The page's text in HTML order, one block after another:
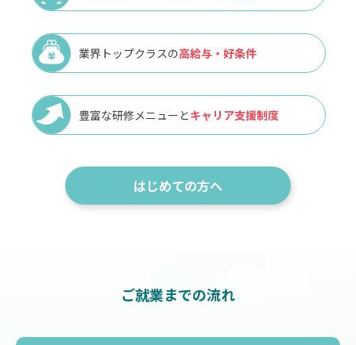
業界トップクラスの高給与・好条件
豊富な研修メニューとキャリア支援制度
はじめての方へ
ご就業までの流れ